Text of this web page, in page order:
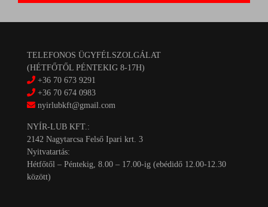
TELEFONOS ÜGYFÉLSZOLGÁLAT
(HÉTFŐTŐL PÉNTEKIG 8-17H)
+36 70 673 9291
+36 70 674 0983
nyirlubkft@gmail.com
NYÍR-LUB KFT.:
2142 Nagytarcsa Felső Ipari krt. 3
Nyitvatartás:
Hétfőtől – Péntekig, 8.00 – 17.00-ig (ebédidő 12.00-12.30
között)